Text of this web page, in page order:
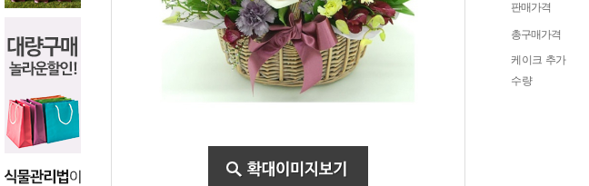
판매가격
총구매가격
케이크 추가
수량